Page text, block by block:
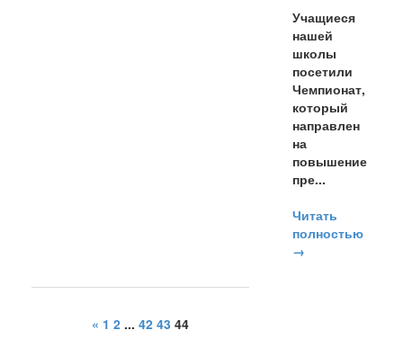
Учащиеся
нашей
школы
посетили
Чемпионат,
который
направлен
на
повышение
пре...
Читать
полностью
→
« 1 2 ... 42 43 44